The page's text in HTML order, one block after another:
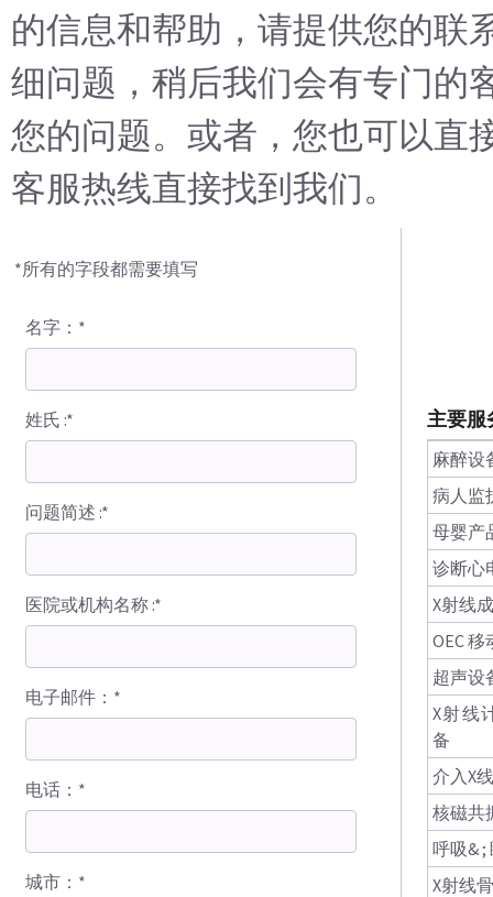
的信息和帮助，请提供您的联
细问题，稍后我们会有专门的
您的问题。或者，您也可以直
客服热线直接找到我们。
*所有的字段都需要填写
名字：*
姓氏 :*
问题简述 :*
医院或机构名称 :*
电子邮件：*
电话：*
城市：*
主要服
麻醉设
病人监
母婴产
诊断心
X射线
OEC 移
超声设
X射线
备
介入X
核磁共
呼吸& ;
X射线